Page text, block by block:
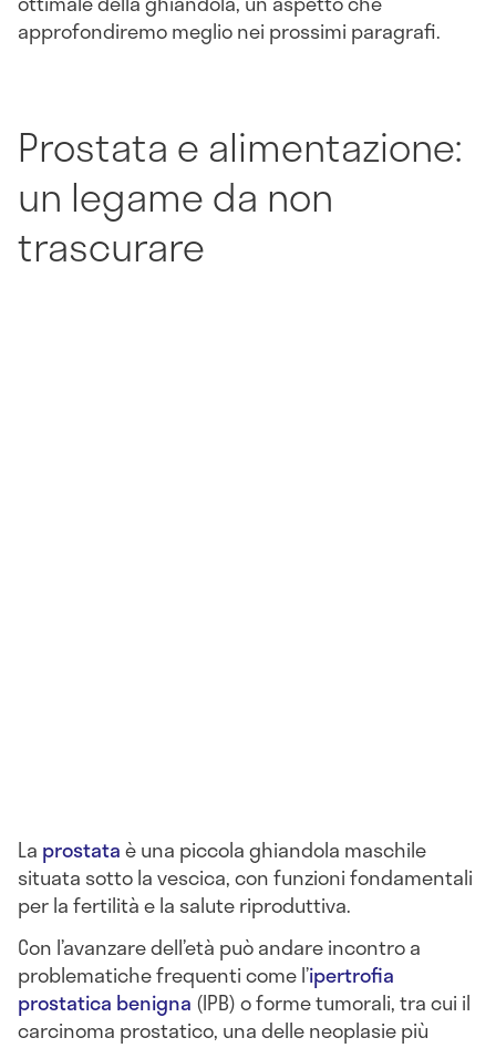
approfondiremo meglio nei prossimi paragrafi.
Prostata e alimentazione:
un legame da non
trascurare
La prostataè una piccola ghiandola maschile
situata sotto la vescica, con funzioni fondamentali
per la fertilità e la salute riproduttiva.
Con l’avanzare dell’età può andare incontro a
problematiche frequenti come l’ipertrofia
prostatica benigna (IPB) o forme tumorali, tra cui il
carcinoma prostatico, una delle neoplasie più